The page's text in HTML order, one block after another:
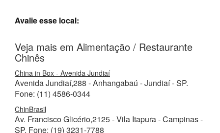
Avalie esse local:
Veja mais em Alimentação / Restaurante
Chinês
China in Box - Avenida Jundiaí
Avenida Jundiaí,288 - Anhangabaú - Jundiaí - SP.
Fone: (11) 4586-0344
ChinBrasil
Av. Francisco Glicério,2125 - Vila Itapura - Campinas -
SP. Fone: (19) 3231-7788